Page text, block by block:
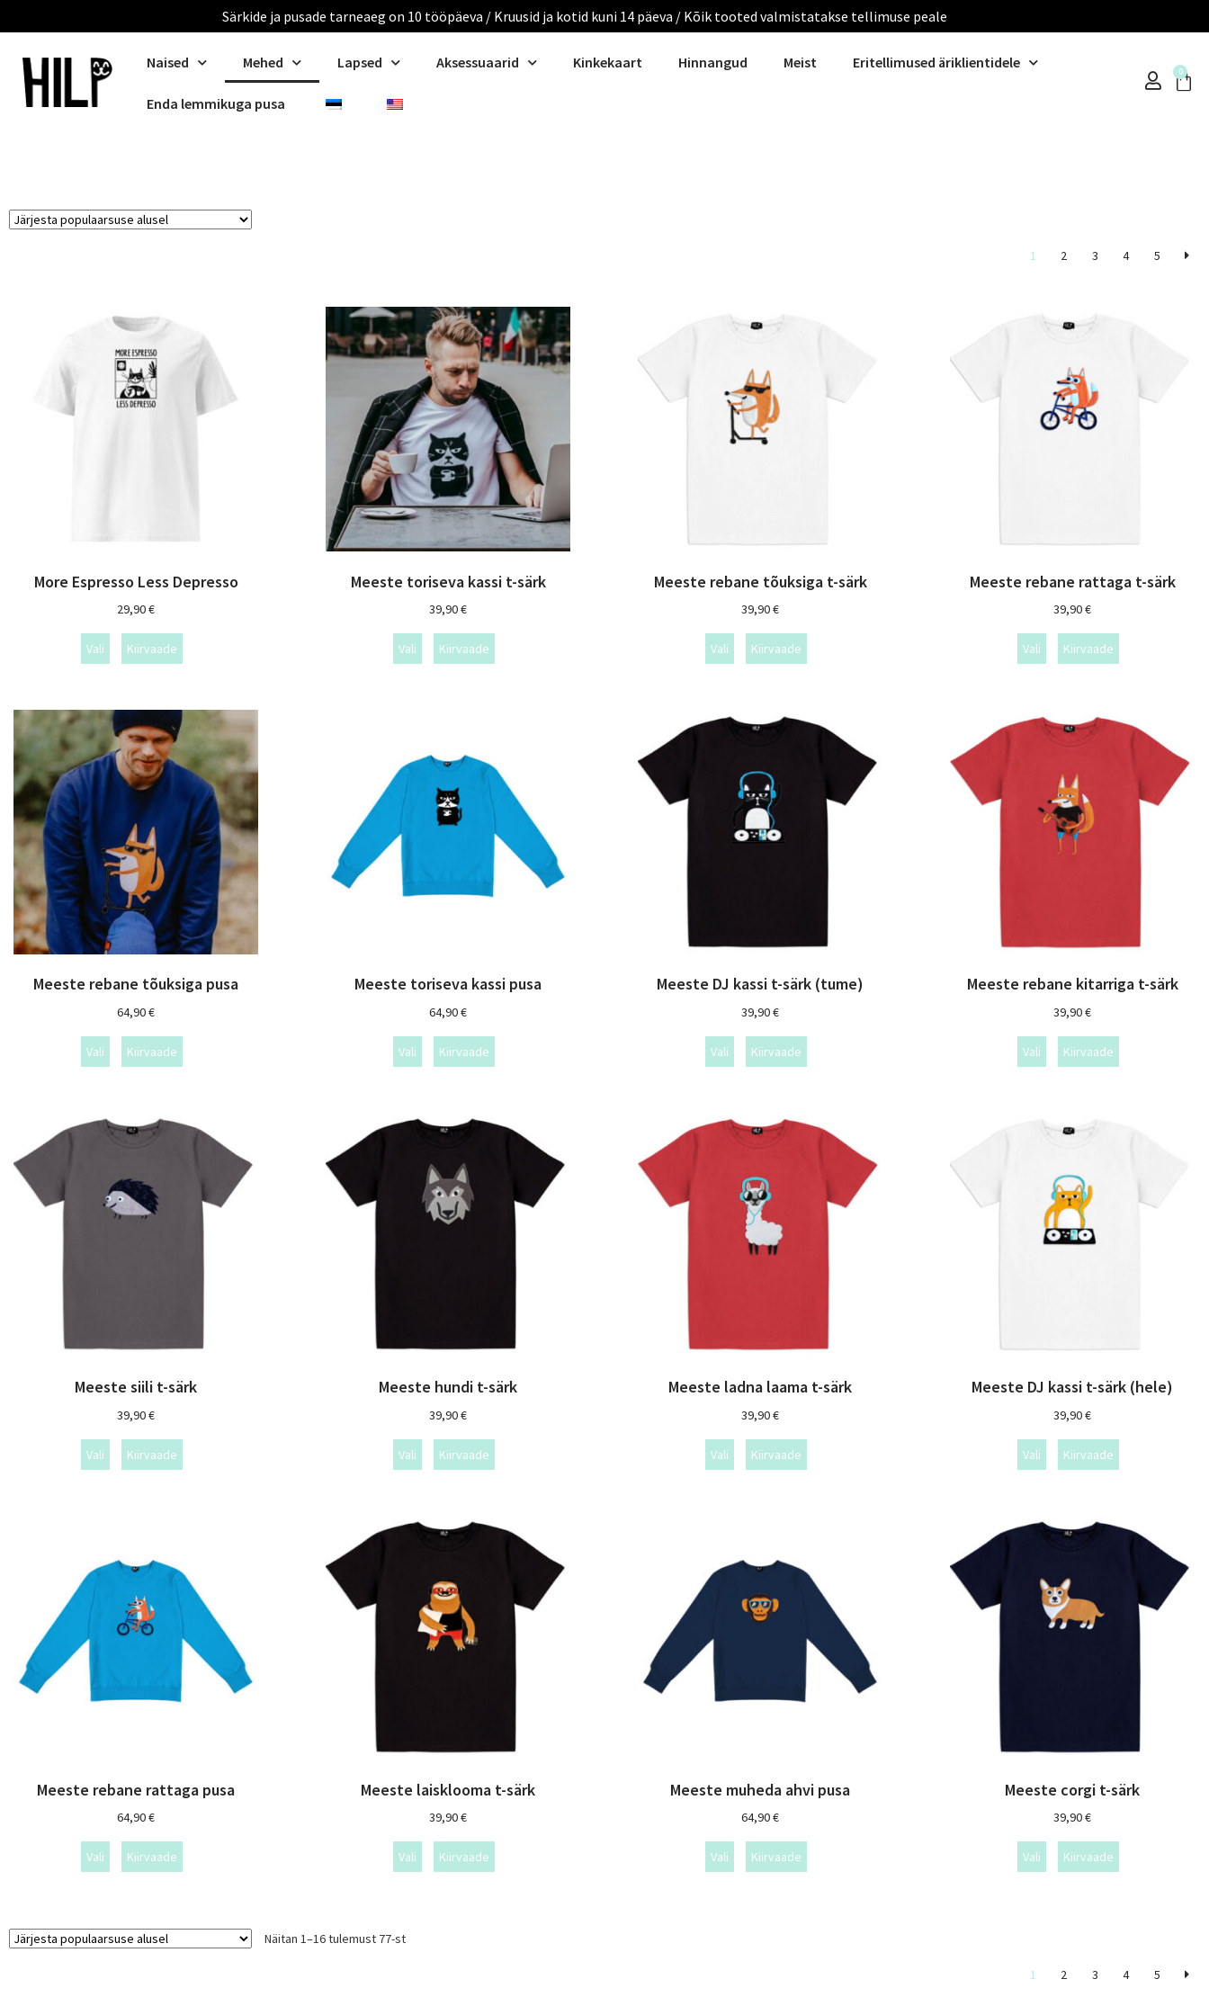
Särkide ja pusade tarneaeg on 10 tööpäeva / Kruusid ja kotid kuni 14 päeva / Kõik tooted valmistatakse tellimuse peale
Naised Mehed Lapsed Aksessuaarid Kinkekaart Hinnangud Meist Eritellimused äriklientidele
Enda lemmikuga pusa
0
1 2 3 4 5
More Espresso Less Depresso
29,90€
Vali Kiirvaade
Meeste toriseva kassi t-särk
39,90€
Vali Kiirvaade
Meeste rebane tõuksiga t-särk
39,90€
Vali Kiirvaade
Meeste rebane rattaga t-särk
39,90€
Vali Kiirvaade
Meeste rebane tõuksiga pusa
64,90€
Vali Kiirvaade
Meeste toriseva kassi pusa
64,90€
Vali Kiirvaade
Meeste DJ kassi t-särk (tume)
39,90€
Vali Kiirvaade
Meeste rebane kitarriga t-särk
39,90€
Vali Kiirvaade
Meeste siili t-särk
39,90€
Vali Kiirvaade
Meeste hundi t-särk
39,90€
Vali Kiirvaade
Meeste ladna laama t-särk
39,90€
Vali Kiirvaade
Meeste DJ kassi t-särk (hele)
39,90€
Vali Kiirvaade
Meeste rebane rattaga pusa
64,90€
Vali Kiirvaade
Meeste laisklooma t-särk
39,90€
Vali Kiirvaade
Meeste muheda ahvi pusa
64,90€
Vali Kiirvaade
Meeste corgi t-särk
39,90€
Vali Kiirvaade
Näitan 1–16 tulemust 77-st
1 2 3 4 5